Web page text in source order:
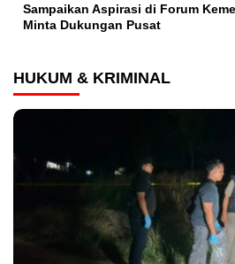
Sampaikan Aspirasi di Forum
Minta Dukungan Pusat
HUKUM & KRIMINAL